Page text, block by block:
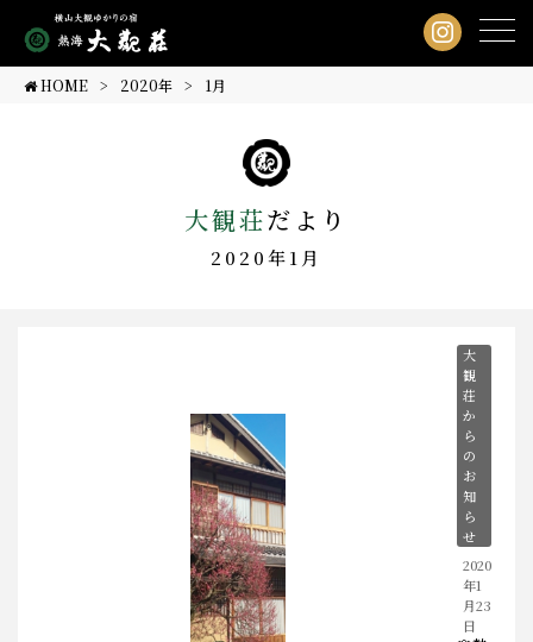
HOME 2020年 1 月
大観荘だより
2020年1月
大
観
荘
か
ら
の
お
知
ら
せ
2020
年1
月23
日